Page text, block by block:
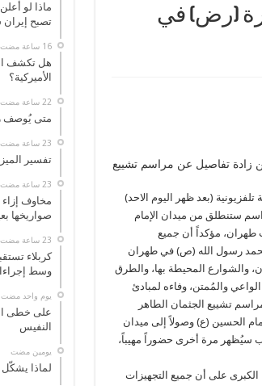
(رض) في
تفاصيل عن مراسم تشييع
(بعد ظهر اليوم الاحد)
ستنطلق من ميدان الإمام
مؤكداً أن جميع
رسول الله (ص) في طهران
والشوارع المحيطة بها، والطرق
والمُمتن، وفاءه لمبادئ
تشييع الجثمان الطاهر
الحسين (ع) وصولاً إلى ميدان
سيُظهر مرة أخرى حضوراً مهيباً،
على أن جميع التجهيزات
ماذا لو
تصبح إيران
‏16 ساعة مضت
هل تكشف
الأميركية؟
متى يُوصف
تفسير
مخاوف
صواريخها
كربلاء
وسط
‏يوم واحد مضت
على خطى
النفيس
‏يومين مضت
لماذا يشكّل